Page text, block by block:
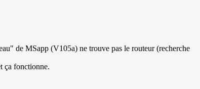
de MSapp (V105a) ne trouve pas le routeur (recherche
ça fonctionne.